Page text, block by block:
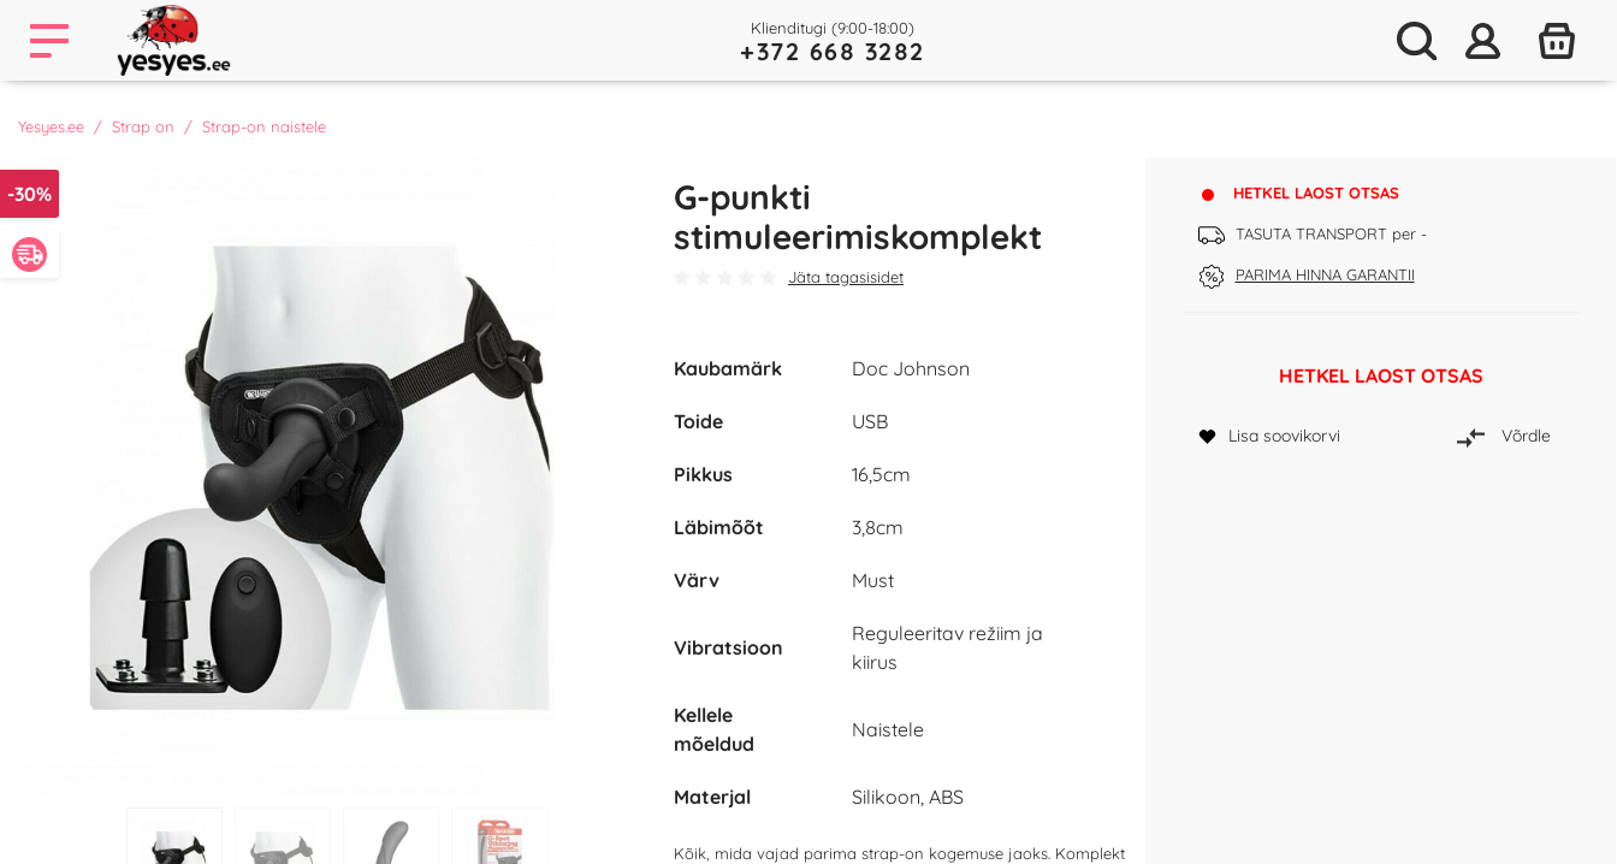
Klienditugi (9:00-18:00)
+372 668 3282
Yesyes.ee Strap on Strap-on naistele
-30%
G-punkti
stimuleerimiskomplekt
Jäta tagasisidet
HETKEL LAOST OTSAS
TASUTA TRANSPORT per -
PARIMA HINNA GARANTII
Kaubamärk Doc Johnson
Toide USB
Pikkus 16,5cm
Läbimõõt 3,8cm
Värv Must
Vibratsioon
Reguleeritav režiim ja
kiirus
Kellele
mõeldud
Naistele
Materjal Silikoon, ABS
Kõik, mida vajad parima strap-on kogemuse jaoks. Komplekt
HETKEL LAOST OTSAS
Lisa soovikorvi Võrdle